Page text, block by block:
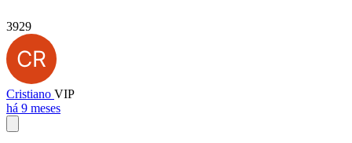
3929
Cristiano VIP
há 9 meses